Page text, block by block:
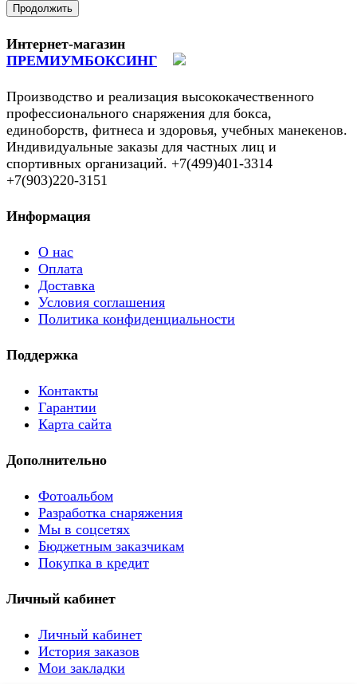
Продолжить
Интернет-магазин
ПРЕМИУМБОКСИНГ
Производство и реализация высококачественного
профессионального снаряжения для бокса,
единоборств, фитнеса и здоровья, учебных манекенов.
Индивидуальные заказы для частных лиц и
спортивных организаций. +7(499)401-3314
+7(903)220-3151
Информация
О нас
Оплата
Доставка
Условия соглашения
Политика конфиденциальности
Поддержка
Контакты
Гарантии
Карта сайта
Дополнительно
Фотоальбом
Разработка снаряжения
Мы в соцсетях
Бюджетным заказчикам
Покупка в кредит
Личный кабинет
Личный кабинет
История заказов
Мои закладки